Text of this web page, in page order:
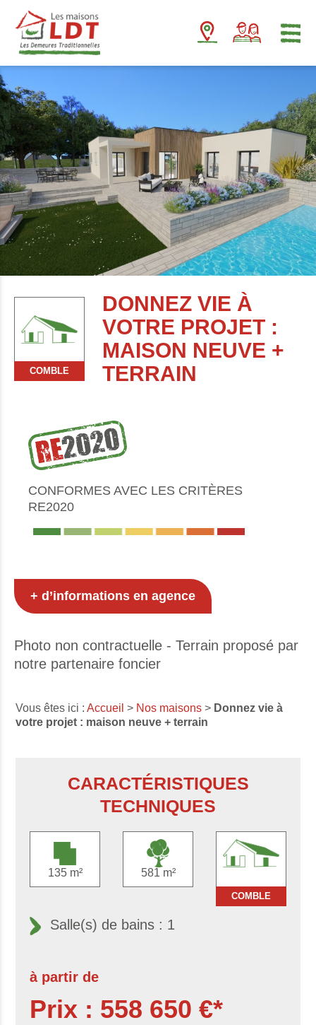
COMBLE
DONNEZ VIE À
VOTRE PROJET :
MAISON NEUVE +
TERRAIN
CONFORMES AVEC LES CRITÈRES
RE2020
+ d’informations en agence
Photo non contractuelle - Terrain proposé par
notre partenaire foncier
Vous êtes ici :Accueil > Nos maisons > Donnez vie à
votre projet : maison neuve + terrain
CARACTÉRISTIQUES
TECHNIQUES
135 m² 581 m²
COMBLE
Salle(s) de bains : 1
à partir de
Prix : 558 650 €*